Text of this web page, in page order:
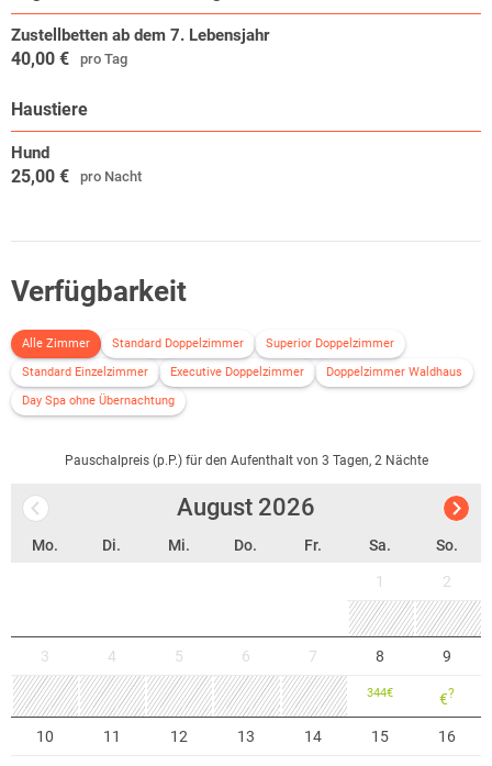
Zustellbetten ab dem 7. Lebensjahr
40,00 € pro Tag
Haustiere
Hund
25,00 € pro Nacht
Verfügbarkeit
Alle Zimmer Standard Doppelzimmer
Superior Doppelzimmer
Standard Einzelzimmer
Executive Doppelzimmer
Doppelzimmer Waldhaus
Day Spa ohne Übernachtung
Pauschalpreis (p.P.) für den Aufenthalt von 3 Tagen, 2 Nächte
August 2026
Mo. Di. Mi. Do. Fr. Sa. So.
1 2
3 4 5 6 7 8
344€
9
€?
10 11 12 13 14 15 16